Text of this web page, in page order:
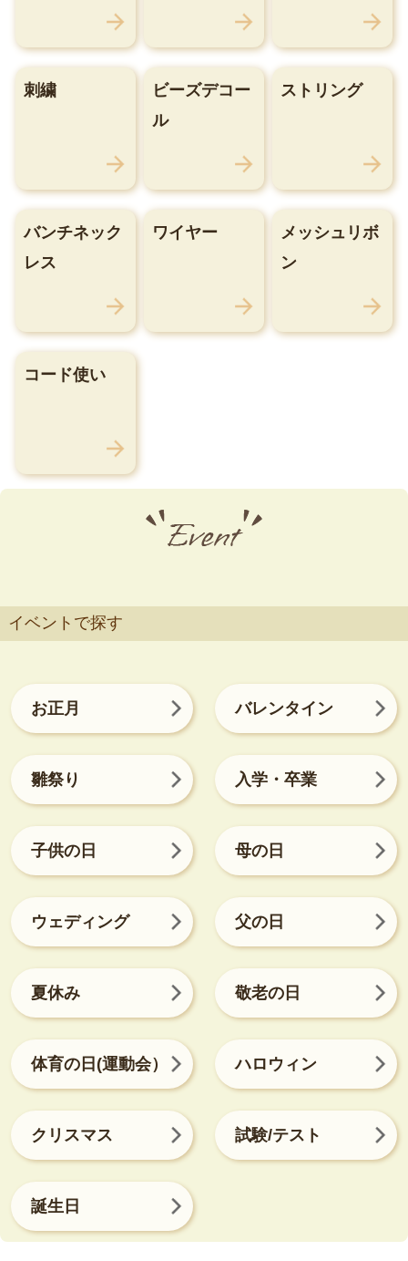
刺繍
ビーズデコー
ル
ストリング
バンチネック
レス
ワイヤー
メッシュリボ
ン
コード使い
イベントで探す
お正月 バレンタイン
雛祭り 入学・卒業
子供の日 母の日
ウェディング 父の日
夏休み 敬老の日
体育の日(運動会） ハロウィン
クリスマス 試験/テスト
誕生日